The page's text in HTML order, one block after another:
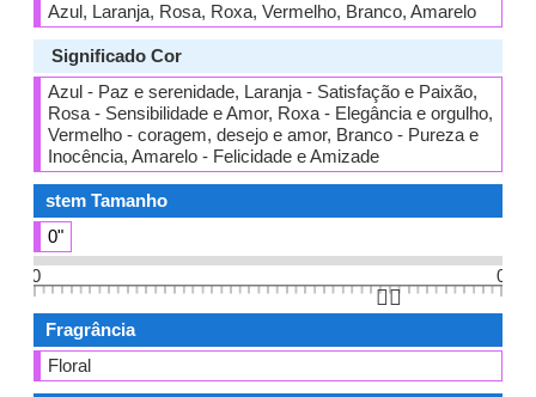
Azul, Laranja, Rosa, Roxa, Vermelho, Branco, Amarelo
Significado Cor
Azul - Paz e serenidade, Laranja - Satisfação e Paixão,
Rosa - Sensibilidade e Amor, Roxa - Elegância e orgulho,
Vermelho - coragem, desejo e amor, Branco - Pureza e
Inocência, Amarelo - Felicidade e Amizade
stem Tamanho
0"
0
0
👆🏻
Fragrância
Floral